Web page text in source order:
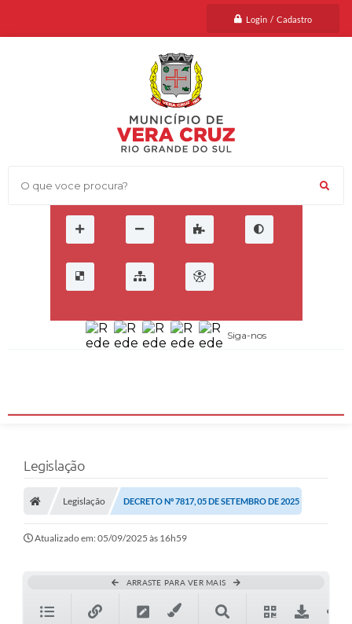
Login / Cadastro
O que voce procura?
Siga-nos
Legislação
Legislação DECRETO Nº 7817, 05 DE SETEMBRO DE 2025
Atualizado em: 05/09/2025 às 16h59
ARRASTE PARA VER MAIS